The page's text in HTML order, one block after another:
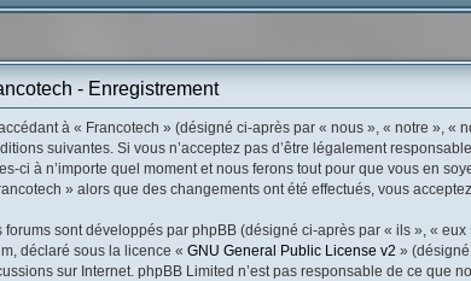
- Enregistrement
à « Francotech » (désigné ci-après par « nous », « notre », «
suivantes. Si vous n’acceptez pas d’être légalement
ci à n’importe quel moment et nous ferons tout pour que vous en
» alors que des changements ont été effectués, vous
forums sont développés par phpBB (désigné ci-après par « ils », «
déclaré sous la licence «GNU General Public License v2 »
sur Internet. phpBB Limited n’est pas responsable de ce que